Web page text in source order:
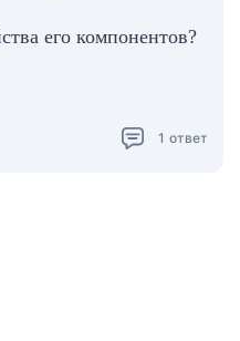
его компонентов?
1 ответ